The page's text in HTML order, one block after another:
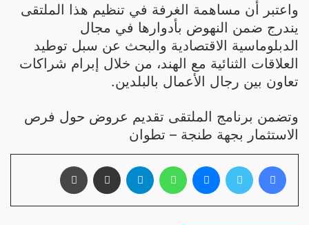
واعتبر أن مساهمة الغرفة في تنظيم هذا الملتقى
يندرج ضمن النهوض بأدوارها في مجال
الدبلوماسية الاقتصادية والبحث عن سبل توطيد
العلاقات الثنائية مع الهند، من خلال إبرام شراكات
تعاون بين رجال الأعمال بالبلدين.
وتضمن برنامج الملتقى تقديم عروض حول فرص
الاستثمار بجهة طنجة – تطوان
فيسبوك تويتر ماسنجر واتساب تيلقرام مشاركة عبر البريد